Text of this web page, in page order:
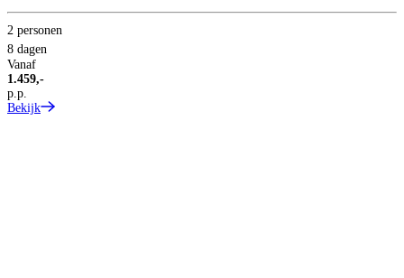
2 personen
8 dagen
Vanaf
1.459,-
p.p.
Bekijk